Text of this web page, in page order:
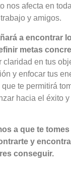
nos afecta en
y amigos.
a encontrar
metas
claridad en tus
y enfocar tus
te permitirá
hacia el éxito
a que te
y
conseguir.